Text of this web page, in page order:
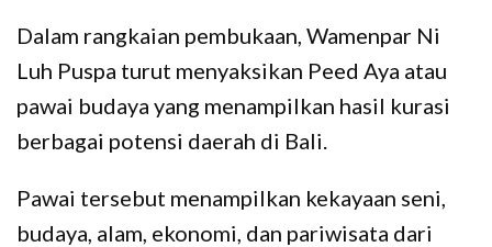
Dalam rangkaian pembukaan, Wamenpar Ni
Luh Puspa turut menyaksikan Peed Aya atau
pawai budaya yang menampilkan hasil kurasi
berbagai potensi daerah di Bali.
Pawai tersebut menampilkan kekayaan seni,
budaya, alam, ekonomi, dan pariwisata dari